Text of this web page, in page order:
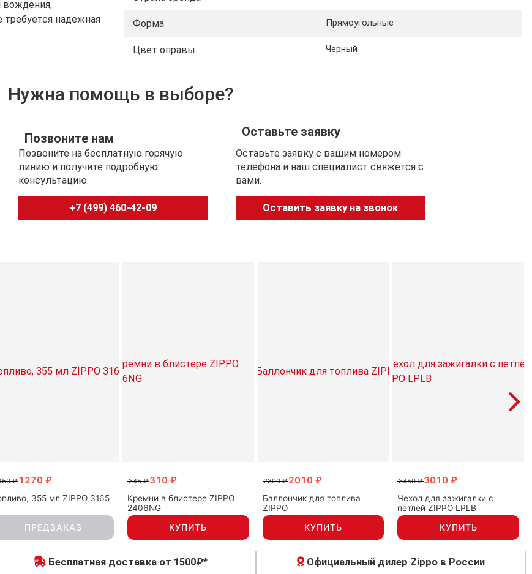
вождения,
требуется надежная
бликов.
использования.
обеспечит комфорт в
на
Форма Прямоугольные
Цвет оправы Черный
Нужна помощь в выборе?
Позвоните нам
Позвоните на бесплатную горячую
линию и получите подробную
консультацию.
+7 (499) 460-42-09
Оставьте заявку
Оставьте заявку с вашим номером
телефона и наш специалист свяжется с
вами.
Оставить заявку на звонок
₽1270 ₽
355 мл ZIPPO 3165
ПРЕДЗАКАЗ
345 ₽310 ₽
Кремни в блистере ZIPPO
2406NG
КУПИТЬ
2300 ₽2010 ₽
Баллончик для топлива
ZIPPO
КУПИТЬ
3450 ₽3010 ₽
Чехол для зажигалки с
петлёй ZIPPO LPLB
КУПИТЬ
Бесплатная доставка от 1500₽* Официальный дилер Zippo в России